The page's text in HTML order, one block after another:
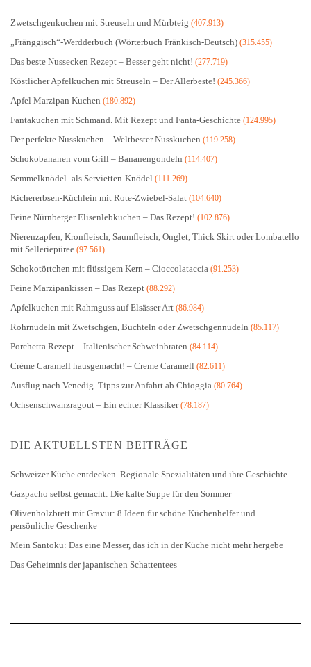
Zwetschgenkuchen mit Streuseln und Mürbteig (407.913)
„Fränggisch“-Werdderbuch (Wörterbuch Fränkisch-Deutsch) (315.455)
Das beste Nussecken Rezept – Besser geht nicht! (277.719)
Köstlicher Apfelkuchen mit Streuseln – Der Allerbeste! (245.366)
Apfel Marzipan Kuchen (180.892)
Fantakuchen mit Schmand. Mit Rezept und Fanta-Geschichte (124.995)
Der perfekte Nusskuchen – Weltbester Nusskuchen (119.258)
Schokobananen vom Grill – Bananengondeln (114.407)
Semmelknödel- als Servietten-Knödel (111.269)
Kichererbsen-Küchlein mit Rote-Zwiebel-Salat (104.640)
Feine Nürnberger Elisenlebkuchen – Das Rezept! (102.876)
Nierenzapfen, Kronfleisch, Saumfleisch, Onglet, Thick Skirt oder Lombatello
mit Selleriepüree (97.561)
Schokotörtchen mit flüssigem Kern – Cioccolataccia (91.253)
Feine Marzipankissen – Das Rezept (88.292)
Apfelkuchen mit Rahmguss auf Elsässer Art (86.984)
Rohrnudeln mit Zwetschgen, Buchteln oder Zwetschgennudeln (85.117)
Porchetta Rezept – Italienischer Schweinbraten (84.114)
Crème Caramell hausgemacht! – Creme Caramell (82.611)
Ausflug nach Venedig. Tipps zur Anfahrt ab Chioggia (80.764)
Ochsenschwanzragout – Ein echter Klassiker(78.187)
DIE AKTUELLSTEN BEITRÄGE
Schweizer Küche entdecken. Regionale Spezialitäten und ihre Geschichte
Gazpacho selbst gemacht: Die kalte Suppe für den Sommer
Olivenholzbrett mit Gravur: 8 Ideen für schöne Küchenhelfer und
persönliche Geschenke
Mein Santoku: Das eine Messer, das ich in der Küche nicht mehr hergebe
Das Geheimnis der japanischen Schattentees